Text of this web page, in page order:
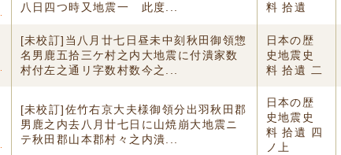
八日四つ時又地震一 此度...
料 拾遺
[未校訂]当八月廿七日昼未中刻秋田御領惣
名男鹿五拾三ケ村之内大地震に付潰家数
村付左之通リ字数村数今之...
日本の歴
史地震史
料 拾遺 二
[未校訂]佐竹右京大夫様御領分出羽秋田郡
男鹿之内去八月廿七日に山焼崩大地震ニ
テ秋田郡山本郡村々之内潰...
日本の歴
史地震史
料 拾遺 四
ノ上